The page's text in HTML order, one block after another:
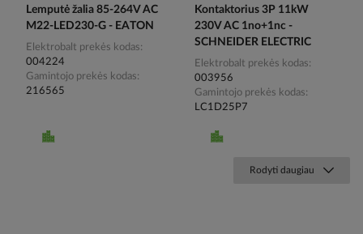
Lemputė žalia 85-264V AC
M22-LED230-G - EATON
Elektrobalt prekės kodas
004224
Gamintojo prekės kodas
216565
Kontaktorius 3P 11kW
230V AC 1no+1nc -
SCHNEIDER ELECTRIC
Elektrobalt prekės kodas
003956
Gamintojo prekės kodas
LC1D25P7
Rodyti daugiau